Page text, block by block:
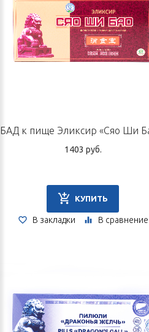
Способ применения и дозы
Принимать внутрь по 2,0–4,0 г (1/
крышки-дозатора) 2 раза в день
Перед применением рекомендуем
ООО Цзилиньская
провинция Цзилинь, уезд Фусун,
1403 руб.
КУПИТЬ
В закладки В сравнение